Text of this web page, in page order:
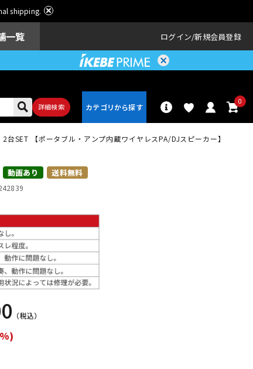
shipping.
一覧 ログイン 新規会員登録
詳細検索
0
ドラム
配信/ライブ
機器
台SET 【ポータブル・アンプ内蔵ワイヤレスPA/DJスピーカー】
動画あり 送料無料
（税込）